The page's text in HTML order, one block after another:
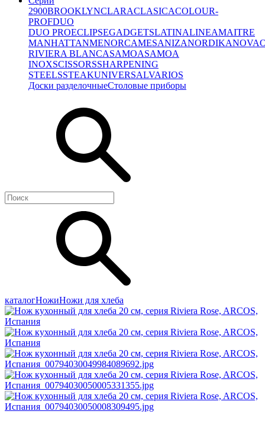
2900BROOKLYNCLARACLASICACOLOUR-
PROFDUO
DUO PROECLIPSEGADGETSLATINALINEAMAITRE
MANHATTANMENORCAMESANIZANORDIKANOVA
RIVIERA BLANCASAMOASAMOA
INOXSCISSORSSHARPENING
STEELSSTEAKUNIVERSALVARIOS
Доски разделочныеСтоловые приборы
каталогНожиНожи для хлеба